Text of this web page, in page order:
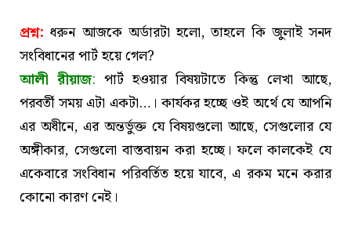
প্রশ্ন:ধরুন আজকে অর্ডারটা হলো, তাহলে কি জুলাই সনদ
সংবিধানের পার্ট হয়ে গেল?
আলী রীয়াজ: পার্ট হওয়ার বিষয়টাতে কিন্তু লেখা আছে,
পরবর্তী সময় এটা একটা…। কার্যকর হচ্ছে ওই অর্থে যে আপনি
এর অধীনে, এর অন্তর্ভুক্ত যে বিষয়গুলো আছে, সেগুলোর যে
অঙ্গীকার, সেগুলো বাস্তবায়ন করা হচ্ছে। ফলে কালকেই যে
একেবারে সংবিধান পরিবর্তিত হয়ে যাবে, এ রকম মনে করার
কোনো কারণ নেই।